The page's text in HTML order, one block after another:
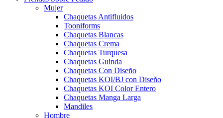
Mujer
Chaquetas Antifluidos
Tooniforms
Chaquetas Blancas
Chaquetas Crema
Chaquetas Turquesa
Chaquetas Guinda
Chaquetas Con Diseño
Chaquetas KOI/BJ con Diseño
Chaquetas KOI Color Entero
Chaquetas Manga Larga
Mandiles
Hombre